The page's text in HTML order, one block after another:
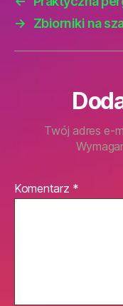
→
Zbiorniki na
Twój adres e-
Komentarz *